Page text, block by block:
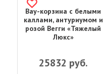
Вау-корзина с белыми
каллами, антуриумом и
розой Вегги «Тяжелый
Люкс»
25832 руб.